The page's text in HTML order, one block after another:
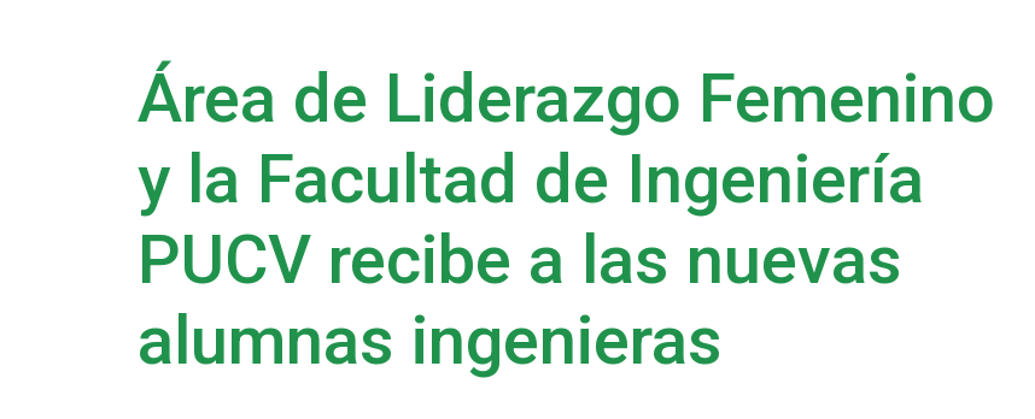
Área de Liderazgo Femenino
y la Facultad de Ingeniería
PUCV recibe a las nuevas
alumnas ingenieras